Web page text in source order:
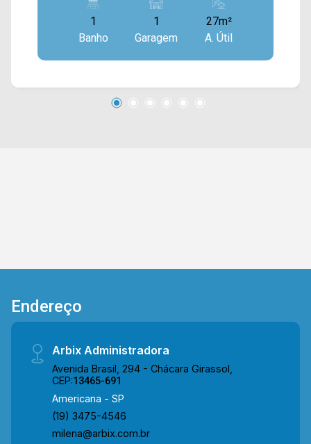
condomínio esta localizado em uma região
privilegiada, próximo a escolas, farmácias,
bancos, restaurantes, Av. Dr. Antônio Lobo e
entre outros, conta com fácil acesso a Av.
Av. São Jerônimo, Av. da Saudade e Av. Campos
1
Banho
1
Garagem
27m²
A. Útil
Endereço
Arbix Administradora
Avenida Brasil, 294 - Chácara Girassol,
CEP:13465-691
Americana - SP
(19) 3475-4546
milena@arbix.com.br